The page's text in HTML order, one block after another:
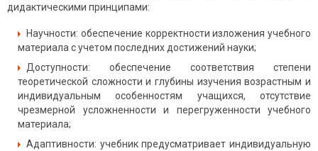
дидактическими принципами:
Научности: обеспечение корректности изложения учебного
материала с учетом последних достижений науки;
Доступности: обеспечение соответствия степени
теоретической сложности и глубины изучения возрастным и
индивидуальным особенностям учащихся, отсутствие
чрезмерной усложненности и перегруженности учебного
материала;
Адаптивности: учебник предусматривает индивидуальную